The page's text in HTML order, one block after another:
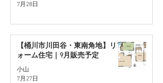
7月28日
【桶川市川田谷・東南角地】リフ
ォーム住宅｜9月販売予定
小山
7月27日